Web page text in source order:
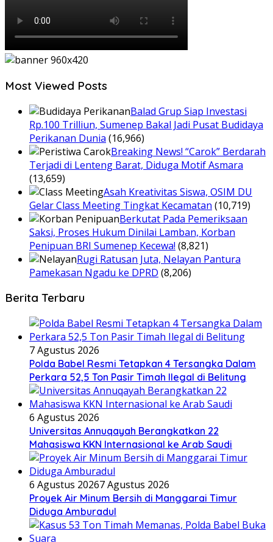
Most Viewed Posts
Balad Grup Siap Investasi
Rp.100 Trilliun, Sumenep Bakal Jadi Pusat Budidaya
Perikanan Dunia (16,966)
Breaking News! “Carok” Berdarah
Terjadi di Lenteng Barat, Diduga Motif Asmara
(13,659)
Asah Kreativitas Siswa, OSIM DU
Gelar Class Meeting Tingkat Kecamatan (10,719)
Berkutat Pada Pemeriksaan
Saksi, Proses Hukum Dinilai Lamban, Korban
Penipuan BRI Sumenep Kecewa! (8,821)
Rugi Ratusan Juta, Nelayan Pantura
Pamekasan Ngadu ke DPRD (8,206)
Berita Terbaru
7 Agustus 2026
Polda Babel Resmi Tetapkan 4 Tersangka Dalam
Perkara 52,5 Ton Pasir Timah Ilegal di Belitung
6 Agustus 2026
Universitas Annuqayah Berangkatkan 22
Mahasiswa KKN Internasional ke Arab Saudi
6 Agustus 20267 Agustus 2026
Proyek Air Minum Bersih di Manggarai Timur
Diduga Amburadul